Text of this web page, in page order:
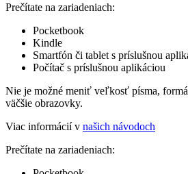
Prečítate na zariadeniach:
Pocketbook
Kindle
Smartfón či tablet s príslušnou
Počítač s príslušnou aplikáciou
Nie je možné meniť veľkosť písma,
väčšie obrazovky.
Viac informácií v našich návodoch
Prečítate na zariadeniach: